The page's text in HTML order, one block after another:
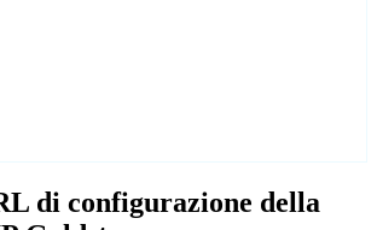
di configurazione della